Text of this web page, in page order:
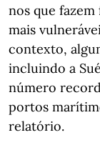
nos que
mais
contexto,
incluindo a
número
portos
relatório.